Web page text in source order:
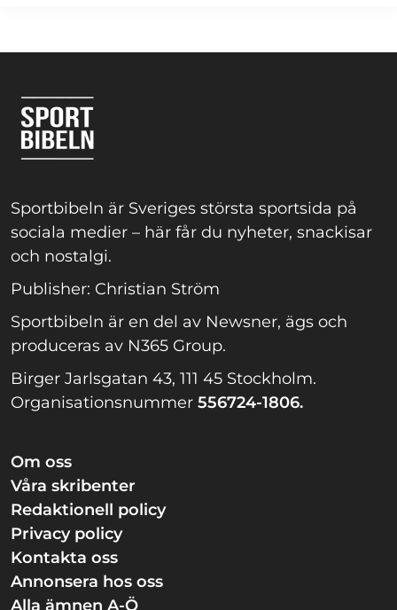
Sportbibeln är Sveriges största sportsida på
sociala medier – här får du nyheter, snackisar
och nostalgi.
Publisher: Christian Ström
Sportbibeln är en del av Newsner, ägs och
produceras av N365 Group.
Birger Jarlsgatan 43, 111 45 Stockholm.
Organisationsnummer 556724-1806.
Om oss
Våra skribenter
Redaktionell policy
Privacy policy
Kontakta oss
Annonsera hos oss
Alla ämnen A-Ö